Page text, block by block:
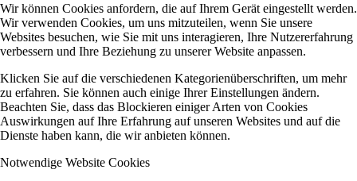
Wir können Cookies anfordern, die auf Ihrem Gerät eingestellt werden.
Wir verwenden Cookies, um uns mitzuteilen, wenn Sie unsere
Websites besuchen, wie Sie mit uns interagieren, Ihre Nutzererfahrung
verbessern und Ihre Beziehung zu unserer Website anpassen.
Klicken Sie auf die verschiedenen Kategorienüberschriften, um mehr
zu erfahren. Sie können auch einige Ihrer Einstellungen ändern.
Beachten Sie, dass das Blockieren einiger Arten von Cookies
Auswirkungen auf Ihre Erfahrung auf unseren Websites und auf die
Dienste haben kann, die wir anbieten können.
Notwendige Website Cookies